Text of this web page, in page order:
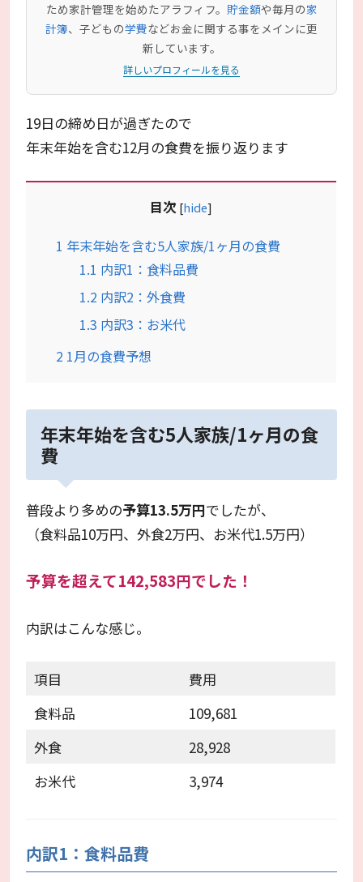
ため家計管理を始めたアラフィフ。 貯金額や毎月の家
計簿、子どもの学費などお金に関する事をメインに更
新しています。
詳しいプロフィールを見る
19日の締め日が過ぎたので
年末年始を含む12月の食費を振り返ります
目次 [hide]
1 年末年始を含む5人家族/1ヶ月の食費
1.1 内訳1：食料品費
1.2 内訳2：外食費
1.3 内訳3：お米代
2 1月の食費予想
年末年始を含む5人家族/1ヶ月の食
費
普段より多めの予算13.5万円でしたが、
（食料品10万円、外食2万円、お米代1.5万円）
予算を超えて142,583円でした！
内訳はこんな感じ。
項目
費用
食料品
109,681
外食
28,928
お米代
3,974
内訳1：食料品費